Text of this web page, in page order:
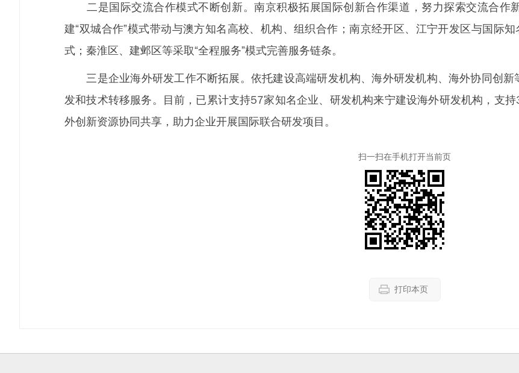
二是国际交流合作模式不断创新。南京积极拓展国际创新合作渠道，努力探索交流合作
建“双城合作”模式带动与澳方知名高校、机构、组织合作；南京经开区、江宁开发区与国际
式；秦淮区、建邺区等采取“全程服务”模式完善服务链条。
三是企业海外研发工作不断拓展。依托建设高端研发机构、海外研发机构、海外协同创新
发和技术转移服务。目前，已累计支持57家知名企业、研发机构来宁建设海外研发机构，支
外创新资源协同共享，助力企业开展国际联合研发项目。
扫一扫在手机打开当前页
打印本页